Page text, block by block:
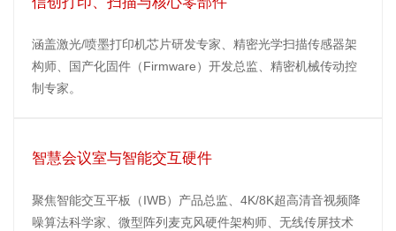
涵盖激光/喷墨打印机芯片研发专家、精密光学扫描传感器架
构师、国产化固件（Firmware）开发总监、精密机械传动控
制专家。
智慧会议室与智能交互硬件
聚焦智能交互平板（IWB）产品总监、4K/8K超高清音视频降
噪算法科学家、微型阵列麦克风硬件架构师、无线传屏技术